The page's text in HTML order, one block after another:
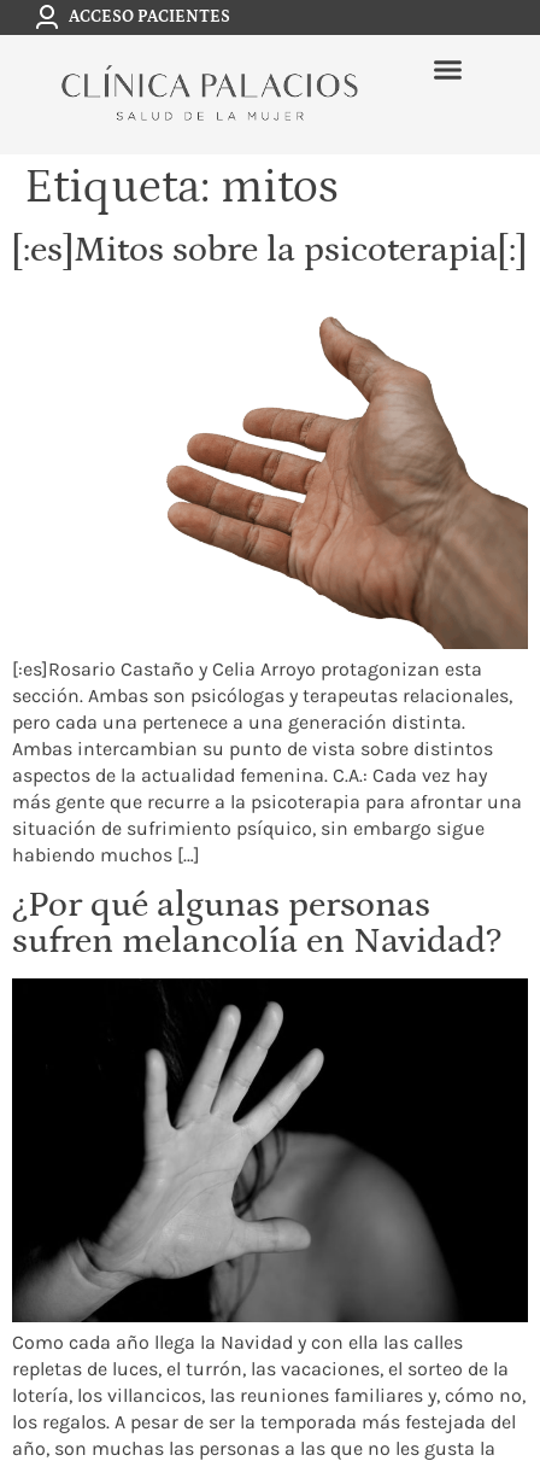
ACCESO PACIENTES
Etiqueta: mitos
[:es]Mitos sobre la psicoterapia[:]
[:es]Rosario Castaño y Celia Arroyo protagonizan esta
sección. Ambas son psicólogas y terapeutas relacionales,
pero cada una pertenece a una generación distinta.
Ambas intercambian su punto de vista sobre distintos
aspectos de la actualidad femenina. C.A.: Cada vez hay
más gente que recurre a la psicoterapia para afrontar una
situación de sufrimiento psíquico, sin embargo sigue
habiendo muchos […]
¿Por qué algunas personas
sufren melancolía en Navidad?
Como cada año llega la Navidad y con ella las calles
repletas de luces, el turrón, las vacaciones, el sorteo de la
lotería, los villancicos, las reuniones familiares y, cómo no,
los regalos. A pesar de ser la temporada más festejada del
año, son muchas las personas a las que no les gusta la